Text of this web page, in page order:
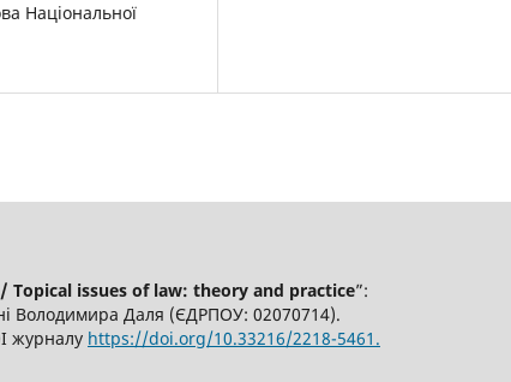
Національної
Topical issues of law: theory and practice”:
Володимира Даля (ЄДРПОУ: 02070714).
журналу https://doi.org/10.33216/2218-5461.